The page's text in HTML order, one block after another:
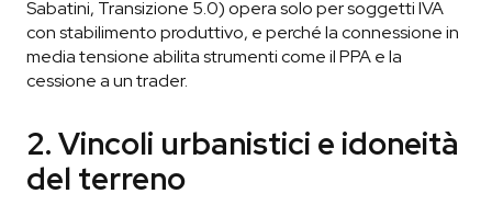
Sabatini, Transizione 5.0) opera solo per soggetti IVA
con stabilimento produttivo, e perché la connessione in
media tensione abilita strumenti come il PPA e la
cessione a un trader.
2. Vincoli urbanistici e idoneità
del terreno